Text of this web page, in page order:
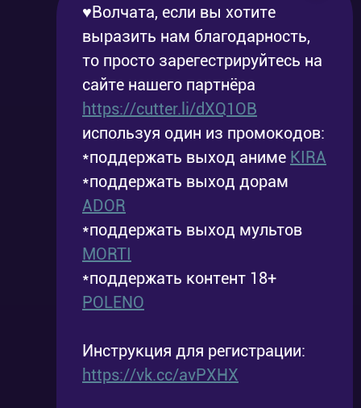
♥Волчата, если вы хотите
выразить нам благодарность,
то просто зарегестрируйтесь на
сайте нашего партнёра
https://cutter.li/dXQ1OB
используя один из промокодов:
*поддержать выход аниме KIRA
*поддержать выход дорам
ADOR
*поддержать выход мультов
MORTI
*поддержать контент 18+
POLENO
Инструкция для регистрации:
https://vk.cc/avPXHX